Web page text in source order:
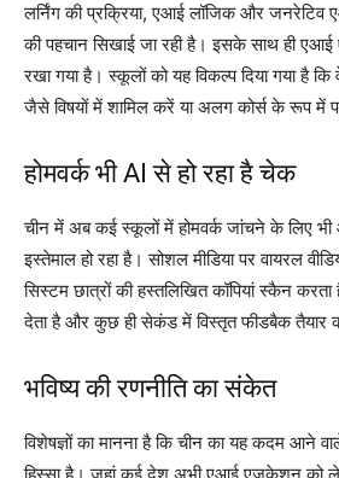
लर्निंग की प्रक्रिया, एआई लॉजिक और
की पहचान सिखाई जा रही है। इसके साथ ही
रखा गया है। स्कूलों को यह विकल्प दिया गया है
जैसे विषयों में शामिल करें या अलग कोर्स के रूप में
होमवर्क भी AI से हो रहा है चेक
चीन में अब कई स्कूलों में होमवर्क जांचने के लिए
इस्तेमाल हो रहा है। सोशल मीडिया पर वायरल
सिस्टम छात्रों की हस्तलिखित कॉपियां स्कैन
देता है और कुछ ही सेकंड में विस्तृत फीडबैक तैयार
भविष्य की रणनीति का संकेत
विशेषज्ञों का मानना है कि चीन का यह कदम आने